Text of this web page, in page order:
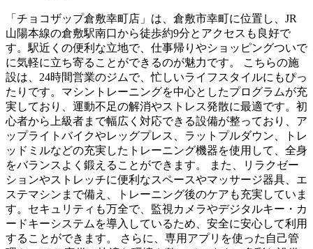
「チョコザップ倉敷幸町店」は、倉敷市幸町に位置し、JR
山陽本線の倉敷駅南口から徒歩約9分とアクセスも良好で
す。駅近くの便利な立地で、仕事帰りやショッピングついで
に気軽に立ち寄ることができるのが魅力です。 こちらの施
設は、24時間営業のジムで、忙しいライフスタイルにもぴっ
たりです。マシントレーニングを中心としたプログラムが充
実しており、運動不足の解消やストレス発散に最適です。初
心者から上級者まで幅広く対応できる設備が整っており、ア
ップライトバイクやレッグプレス、ラットプルダウン、トレ
ッドミルなどの充実したトレーニング機器を使用して、全身
をバランスよく鍛えることができます。 また、リラクゼー
ションやストレッチに便利なスペースやマッサージ器具、エ
ステマシンまで備え、トレーニング後のケアも充実していま
す。セキュリティも万全で、監視カメラやデジタルキー・カ
ードキーシステムを導入しているため、安全に安心して利用
することができます。 さらに、専用アプリを使った自己管